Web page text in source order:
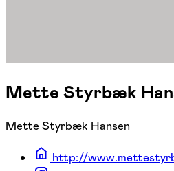
Mette Styrbæk
Mette Styrbæk Hansen
http://